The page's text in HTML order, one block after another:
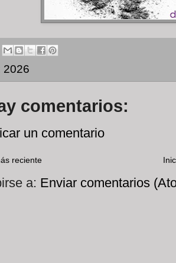
2026
comentarios:
un comentario
reciente
a: Enviar comentarios